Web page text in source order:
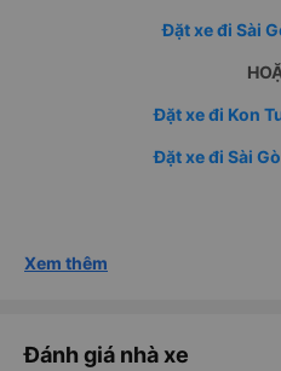
Đặt xe đi Sài
Đặt xe đi Kon
Đặt xe đi Sài
Xem thêm
Đánh giá nhà xe